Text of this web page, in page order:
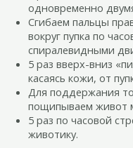
одновременно
Сгибаем пальцы
вокруг пупка по
спиралевидными
5 раз вверх-вниз
касаясь кожи, от
Для поддержания
пощипываем живот
5 раз по часовой
животику.